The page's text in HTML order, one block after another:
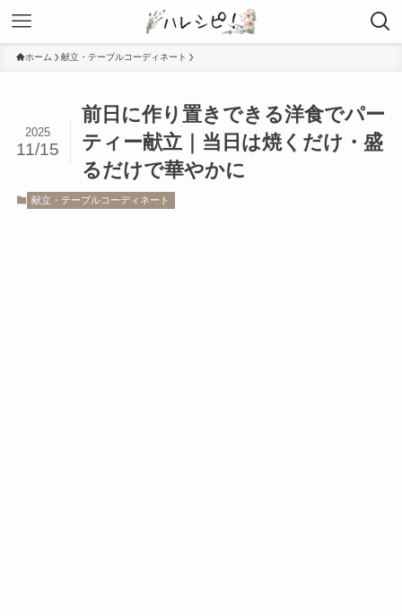
ホーム 献立・テーブルコーディネート
前日に作り置きできる洋食でパー
ティー献立｜当日は焼くだけ・盛
るだけで華やかに
2025
11/15
献立・テーブルコーディネート